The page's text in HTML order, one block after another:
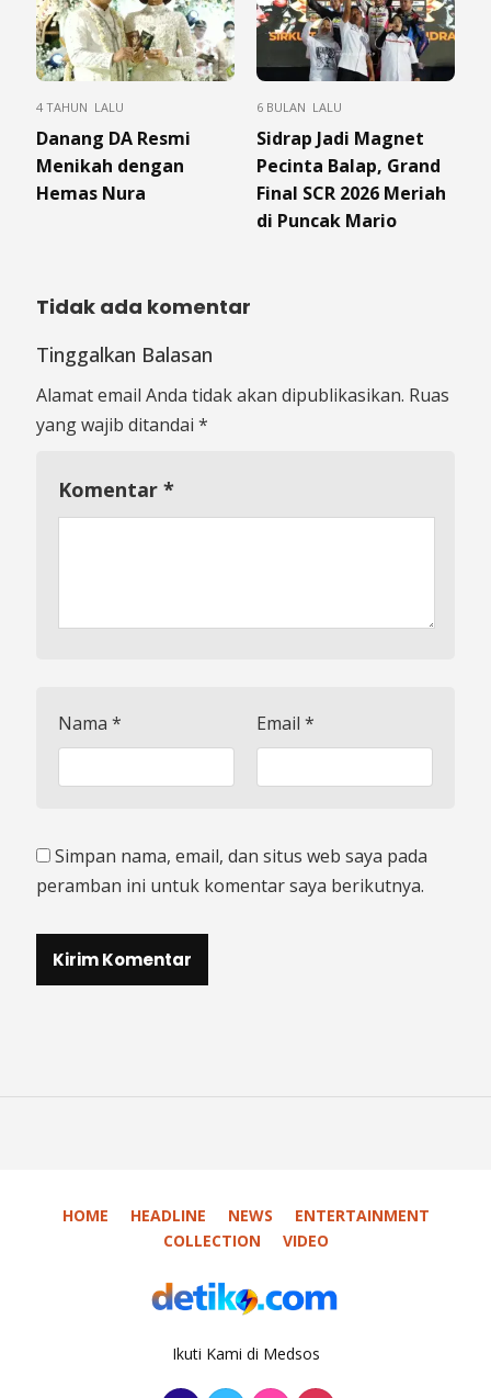
4 TAHUN LALU
Danang DA Resmi
Menikah dengan
Hemas Nura
6 BULAN LALU
Sidrap Jadi Magnet
Pecinta Balap, Grand
Final SCR 2026 Meriah
di Puncak Mario
Tidak ada komentar
Tinggalkan Balasan
Alamat email Anda tidak akan dipublikasikan. Ruas
yang wajib ditandai *
Komentar *
Nama * Email *
Simpan nama, email, dan situs web saya pada
peramban ini untuk komentar saya berikutnya.
HOME HEADLINE NEWS
ENTERTAINMENT
COLLECTION
VIDEO
Ikuti Kami di Medsos